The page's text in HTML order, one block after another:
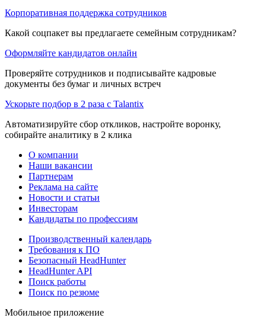
Корпоративная поддержка сотрудников
Какой соцпакет вы предлагаете семейным сотрудникам?
Оформляйте кандидатов онлайн
Проверяйте сотрудников и подписывайте кадровые
документы без бумаг и личных встреч
Ускорьте подбор в 2 раза с Talantix
Автоматизируйте сбор откликов, настройте воронку,
собирайте аналитику в 2 клика
О компании
Наши вакансии
Партнерам
Реклама на сайте
Новости и статьи
Инвесторам
Кандидаты по профессиям
Производственный календарь
Требования к ПО
Безопасный HeadHunter
HeadHunter API
Поиск работы
Поиск по резюме
Мобильное приложение